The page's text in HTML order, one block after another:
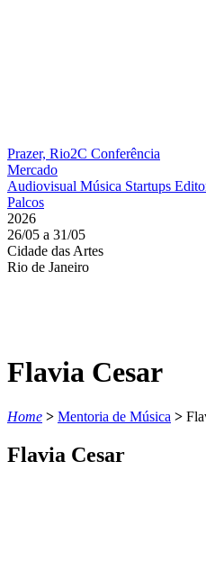
Prazer, Rio2C Conferência
Mercado
Audiovisual Música Startups
Palcos
2026
26/05 a 31/05
Cidade das Artes
Rio de Janeiro
Flavia Cesar
Home > Mentoria de Música >
Flavia Cesar